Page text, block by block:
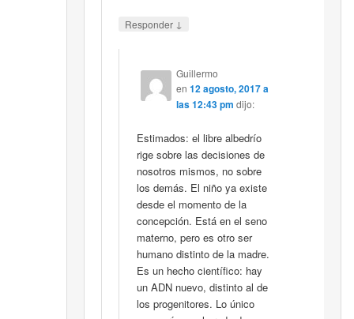
Responder ↓
Guillermo
en 12 agosto, 2017 a
las 12:43 pm dijo:
Estimados: el libre albedrío
rige sobre las decisiones de
nosotros mismos, no sobre
los demás. El niño ya existe
desde el momento de la
concepción. Está en el seno
materno, pero es otro ser
humano distinto de la madre.
Es un hecho científico: hay
un ADN nuevo, distinto al de
los progenitores. Lo único